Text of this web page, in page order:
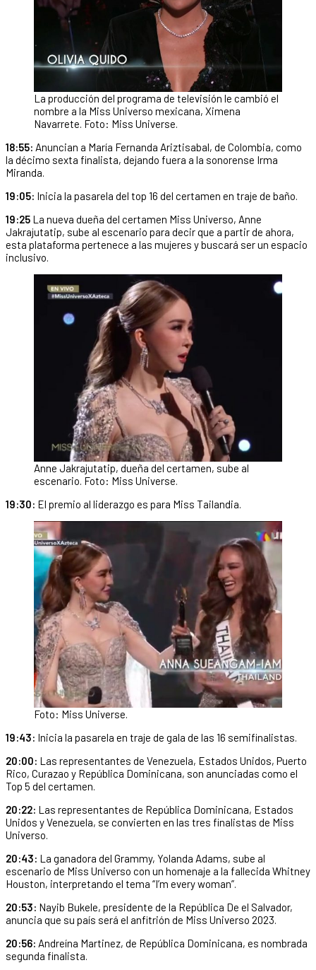
La producción del programa de televisión le cambió el
nombre a la Miss Universo mexicana, Ximena
Navarrete. Foto: Miss Universe.
18:55: Anuncian a María Fernanda Ariztisabal, de Colombia, como
la décimo sexta finalista, dejando fuera a la sonorense Irma
Miranda.
19:05: Inicia la pasarela del top 16 del certamen en traje de baño.
19:25 La nueva dueña del certamen Miss Universo, Anne
Jakrajutatip, sube al escenario para decir que a partir de ahora,
esta plataforma pertenece a las mujeres y buscará ser un espacio
inclusivo.
Anne Jakrajutatip, dueña del certamen, sube al
escenario. Foto: Miss Universe.
19:30: El premio al liderazgo es para Miss Tailandia.
Foto: Miss Universe.
19:43: Inicia la pasarela en traje de gala de las 16 semifinalistas.
20:00: Las representantes de Venezuela, Estados Unidos, Puerto
Rico, Curazao y República Dominicana, son anunciadas como el
Top 5 del certamen.
20:22: Las representantes de República Dominicana, Estados
Unidos y Venezuela, se convierten en las tres finalistas de Miss
Universo.
20:43: La ganadora del Grammy, Yolanda Adams, sube al
escenario de Miss Universo con un homenaje a la fallecida Whitney
Houston, interpretando el tema “I’m every woman”.
20:53: Nayib Bukele, presidente de la República De el Salvador,
anuncia que su país será el anfitrión de Miss Universo 2023.
20:56: Andreína Martinez, de República Dominicana, es nombrada
segunda finalista.